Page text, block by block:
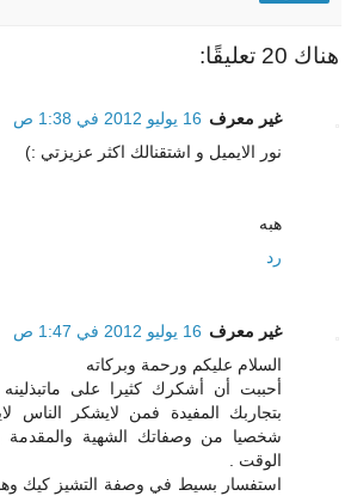
هناك 20 تعليقًا:
غير معرف 16 يوليو 2012 في 1:38 ص
نور الايميل و اشتقنالك اكثر عزيزتي :)
هبه
رد
غير معرف 16 يوليو 2012 في 1:47 ص
السلام عليكم ورحمة وبركاته
أحببت أن أشكرك كثيرا على
بتجاربك المفيدة فمن لايشكر الناس
شخصيا من وصفاتك الشهية
الوقت .
استفسار بسيط في وصفة التشيز كيك